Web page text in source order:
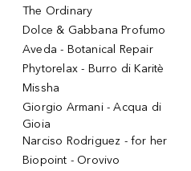
The Ordinary
Dolce & Gabbana Profumo
Aveda - Botanical Repair
Phytorelax - Burro di Karitè
Missha
Giorgio Armani - Acqua di
Gioia
Narciso Rodriguez - for her
Biopoint - Orovivo